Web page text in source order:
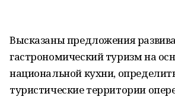
Высказаны предложения
гастрономический туризм на
национальной кухни,
туристические территории